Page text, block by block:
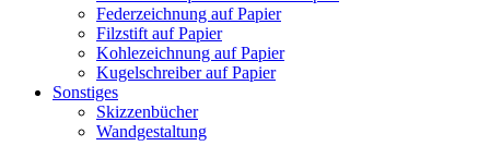
Federzeichnung auf Papier
Filzstift auf Papier
Kohlezeichnung auf Papier
Kugelschreiber auf Papier
Sonstiges
Skizzenbücher
Wandgestaltung